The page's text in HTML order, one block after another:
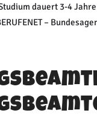
dauert 3-4
–